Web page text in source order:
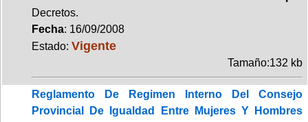
Decretos.
Fecha: 16/09/2008
Estado: Vigente
Tamaño:132 kb
Reglamento De Regimen Interno Del Consejo
Provincial De Igualdad Entre Mujeres Y Hombres